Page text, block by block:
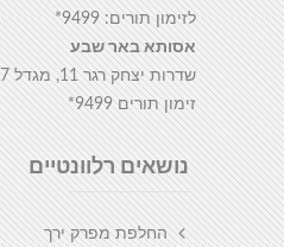
לזימון תורים: 9499*
אסותא באר שבע
שדרות יצחק רגר 11, מגדל 7,
זימון תורים 9499*
נושאים רלוונטיים
החלפת מפרק ירך